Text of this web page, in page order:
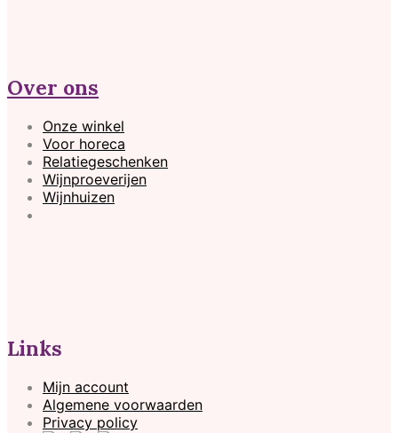
Over ons
Onze winkel
Voor horeca
Relatiegeschenken
Wijnproeverijen
Wijnhuizen
Links
Mijn account
Algemene voorwaarden
Privacy policy